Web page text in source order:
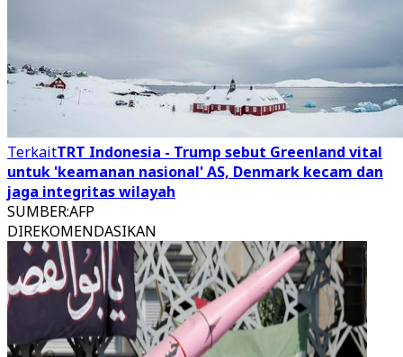
TerkaitTRT Indonesia - Trump sebut Greenland vital
untuk 'keamanan nasional' AS, Denmark kecam dan
jaga integritas wilayah
SUMBER:AFP
DIREKOMENDASIKAN